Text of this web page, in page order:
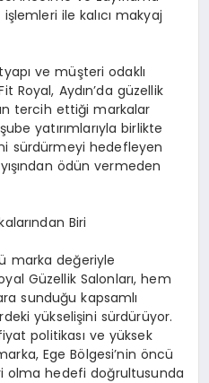
ile kalıcı makyaj
ve müşteri odaklı
Royal, Aydın’da güzellik
tercih ettiği markalar
yatırımlarıyla birlikte
sürdürmeyi hedefleyen
ödün vermeden
Biri
marka değeriyle
Güzellik Salonları, hem
sunduğu kapsamlı
yükselişini sürdürüyor.
politikası ve yüksek
Ege Bölgesi’nin öncü
olma hedefi doğrultusunda